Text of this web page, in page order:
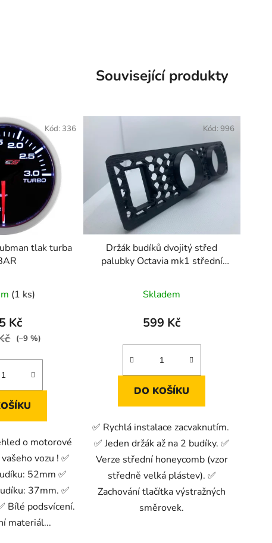
Související produkty
tlak turba
(1 ks)
Kč
(–9 %)
o motorové
vozu ! ✅
52mm ✅
37mm. ✅
Bílé podsvícení.
materiál...
Kód: 336
Držák budíků dvojitý střed
palubky Octavia mk1 střední
Skladem
599 Kč
DO KOŠÍKU
✅ Rychlá instalace zacvaknutím.
✅ Jeden držák až na 2 budíky. ✅
Verze střední honeycomb (vzor
středně velká plástev). ✅
Zachování tlačítka výstražných
směrovek.
Kód: 996